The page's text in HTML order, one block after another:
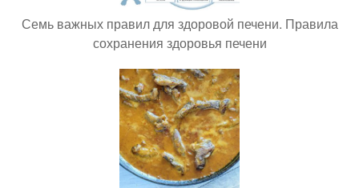
Семь важных правил для здоровой печени. Правила
сохранения здоровья печени